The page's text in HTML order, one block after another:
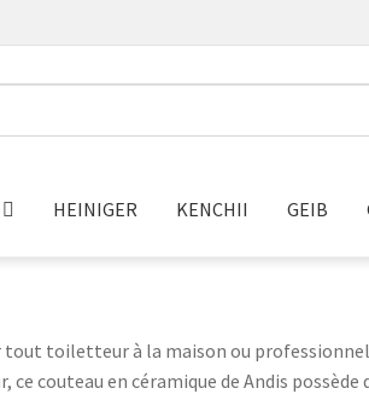
HEINIGER KENCHII GEIB
toiletteur à la maison ou
couteau en céramique de Andis